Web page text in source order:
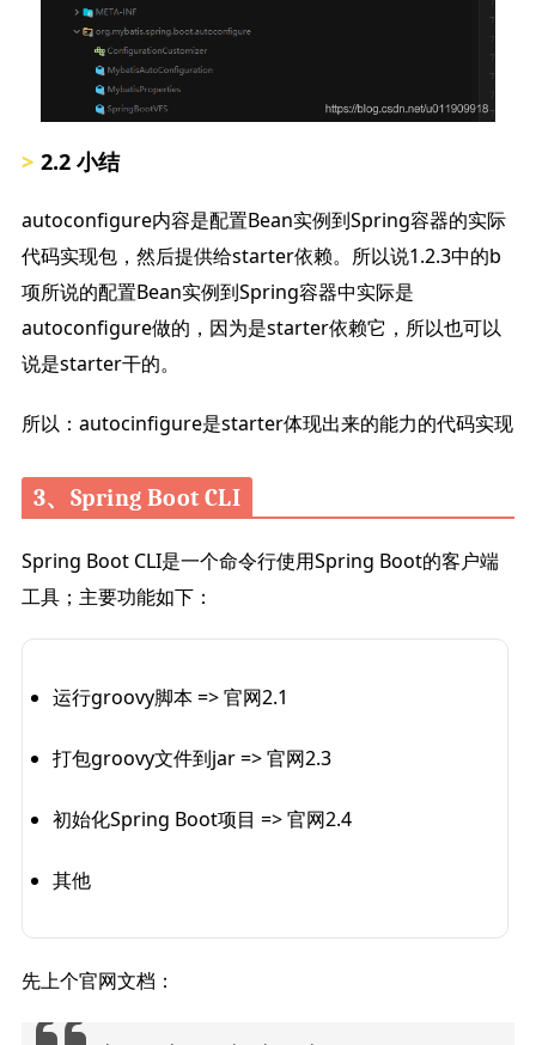
2.2 小结
autoconfigure内容是配置Bean实例到Spring容器的实际
代码实现包，然后提供给starter依赖。所以说1.2.3中的b
项所说的配置Bean实例到Spring容器中实际是
autoconfigure做的，因为是starter依赖它，所以也可以
说是starter干的。
所以：autocinfigure是starter体现出来的能力的代码实现
3、Spring Boot CLI
Spring Boot CLI是一个命令行使用Spring Boot的客户端
工具；主要功能如下：
运行groovy脚本 => 官网2.1
打包groovy文件到jar => 官网2.3
初始化Spring Boot项目 => 官网2.4
其他
先上个官网文档：